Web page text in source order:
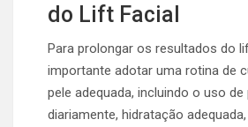
do Lift Facial
Para prolongar os resultados do
importante adotar uma rotina de
pele adequada, incluindo o uso
diariamente, hidratação